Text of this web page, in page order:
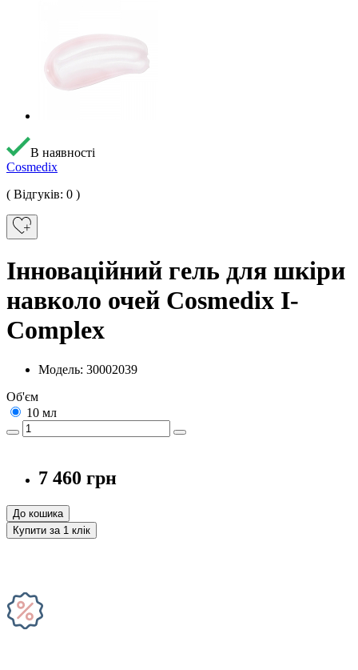
В наявності
Cosmedix
( Відгуків: 0 )
Інноваційний гель для шкіри
навколо очей Cosmedix I-
Complex
Модель: 30002039
Об'єм
10 мл
7 460 грн
До кошика
Купити за 1 клiк